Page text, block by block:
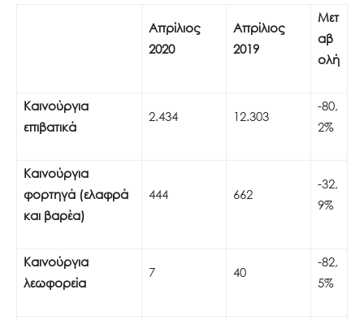
Απρίλιος
2020
Απρίλιος
2019
Μετ
αβ
ολή
Καινούργια
επιβατικά
2.434 12.303
-80,
2%
Καινούργια
φορτηγά (ελαφρά
και βαρέα)
444 662
-32,
9%
Καινούργια
λεωφορεία
7 40
-82,
5%